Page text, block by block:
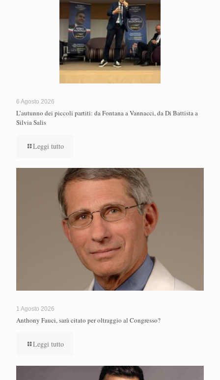
6 Agosto 2026
L’autunno dei piccoli partiti: da Fontana a Vannacci, da Di Battista a
Silvia Salis
Leggi tutto
1 Agosto 2026
Anthony Fauci, sarà citato per oltraggio al Congresso?
Leggi tutto